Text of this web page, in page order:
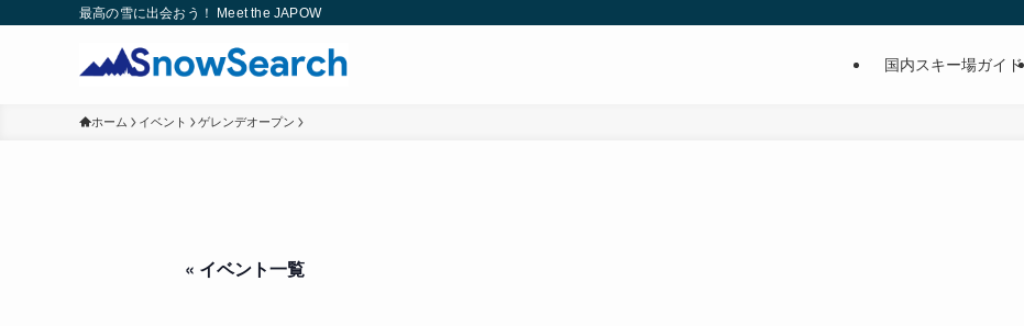
最高の雪に出会おう！ Meet the JAPOW
国内スキー場ガイド
ホーム イベント ゲレンデオープン
« イベント一覧